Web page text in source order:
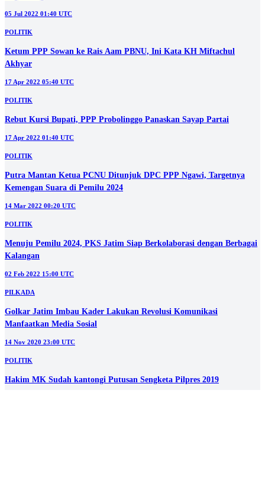
05 Jul 2022 01:40 UTC
POLITIK
Ketum PPP Sowan ke Rais Aam PBNU, Ini Kata KH Miftachul
Akhyar
17 Apr 2022 05:40 UTC
POLITIK
Rebut Kursi Bupati, PPP Probolinggo Panaskan Sayap Partai
17 Apr 2022 01:40 UTC
POLITIK
Putra Mantan Ketua PCNU Ditunjuk DPC PPP Ngawi, Targetnya
Kemengan Suara di Pemilu 2024
14 Mar 2022 00:20 UTC
POLITIK
Menuju Pemilu 2024, PKS Jatim Siap Berkolaborasi dengan Berbagai
Kalangan
02 Feb 2022 15:00 UTC
PILKADA
Golkar Jatim Imbau Kader Lakukan Revolusi Komunikasi
Manfaatkan Media Sosial
14 Nov 2020 23:00 UTC
POLITIK
Hakim MK Sudah kantongi Putusan Sengketa Pilpres 2019